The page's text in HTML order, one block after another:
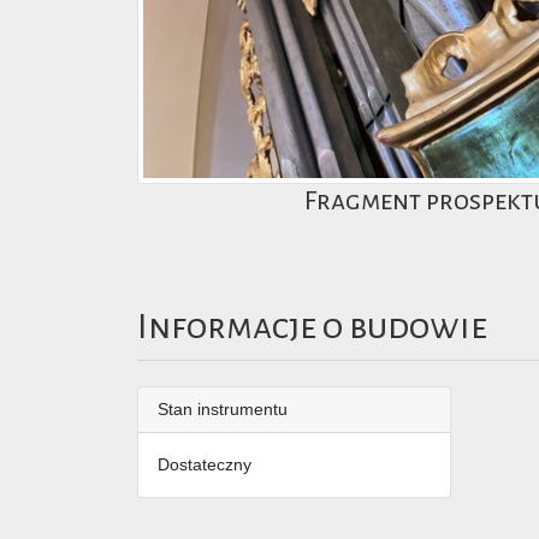
Fragment
Informacje o budowie
Stan instrumentu
Dostateczny